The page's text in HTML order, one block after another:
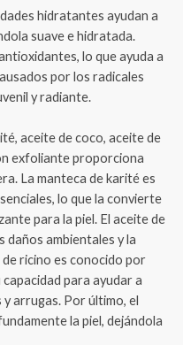
hidratantes ayudan a
suave e hidratada.
lo que ayuda a
por los radicales
y radiante.
aceite de coco, aceite de
exfoliante proporciona
La manteca de karité es
lo que la convierte
para la piel. El aceite de
daños ambientales y la
ricino es conocido por
para ayudar a
arrugas. Por último, el
la piel, dejándola